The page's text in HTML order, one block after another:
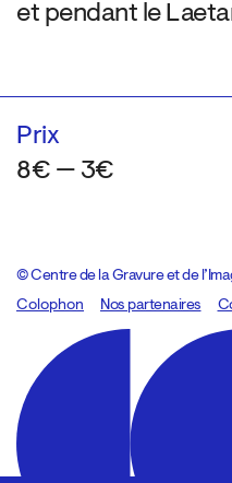
et pendant le
Prix
8€ — 3€
© Centre de la Gravure et de
Colophon
Design:Marcel Kaczmarek, code:
Nos partenaires